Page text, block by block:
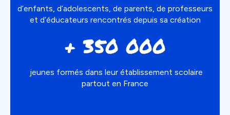
d’enfants, d’adolescents, de parents, de professeurs
et d’éducateurs rencontrés depuis sa création
+ 350 000
jeunes formés dans leur établissement scolaire
partout en France